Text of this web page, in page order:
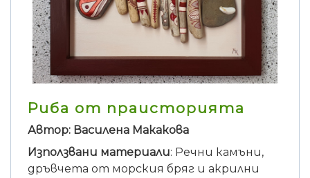
Риба от праисторията
Автор: Василена Макакова
Използвани материали: Речни камъни,
дръвчета от морския бряг и акрилни